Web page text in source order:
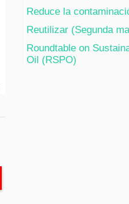
Reduce la
Reutilizar (Segunda
Roundtable on
Oil (RSPO)